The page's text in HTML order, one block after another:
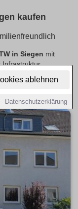
ablehnen
Datenschutzerklärung
kaufen
in Siegen mit